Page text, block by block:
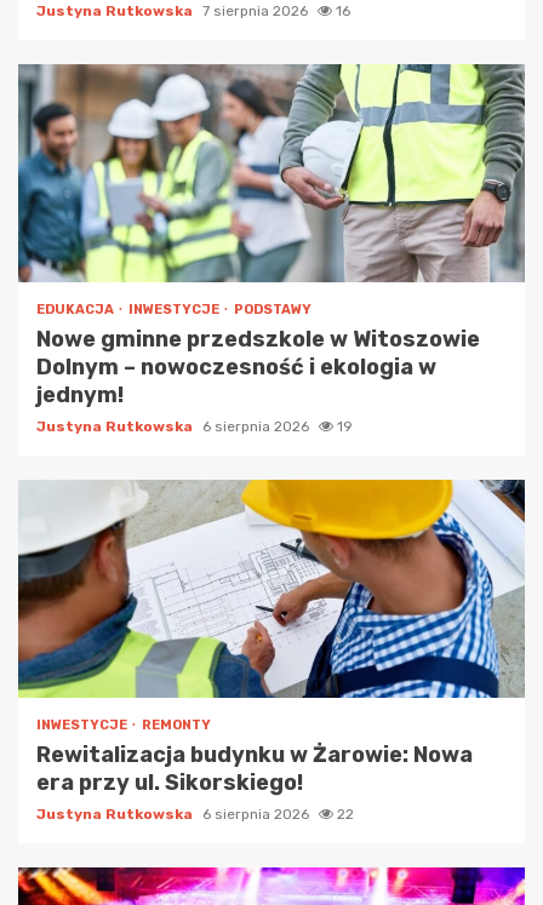
Justyna Rutkowska 7 sierpnia 2026 16
EDUKACJA INWESTYCJE PODSTAWY
Nowe gminne przedszkole w Witoszowie
Dolnym – nowoczesność i ekologia w
jednym!
Justyna Rutkowska 6 sierpnia 2026 19
INWESTYCJE REMONTY
Rewitalizacja budynku w Żarowie: Nowa
era przy ul. Sikorskiego!
Justyna Rutkowska 6 sierpnia 2026 22